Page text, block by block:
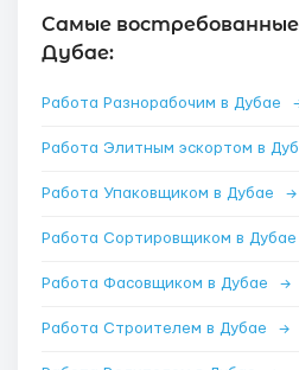
Самые востребованные
Дубае:
Работа Разнорабочим в Дубае
Работа Элитным эскортом в
Работа Упаковщиком в Дубае →
Работа Сортировщиком в Дубае
Работа Фасовщиком в Дубае →
Работа Строителем в Дубае →